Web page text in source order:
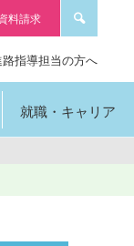
就職・キャリア
指導担当の方へ
料請求